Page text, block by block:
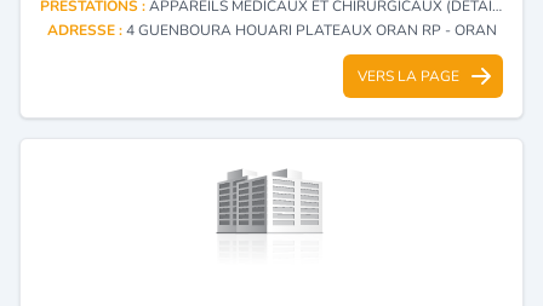
PRESTATIONS :APPAREILS MÉDICAUX ET CHIRURGICAUX (DÉTAIL)
ADRESSE :4 GUENBOURA HOUARI PLATEAUX ORAN RP - ORAN
VERS LA PAGE